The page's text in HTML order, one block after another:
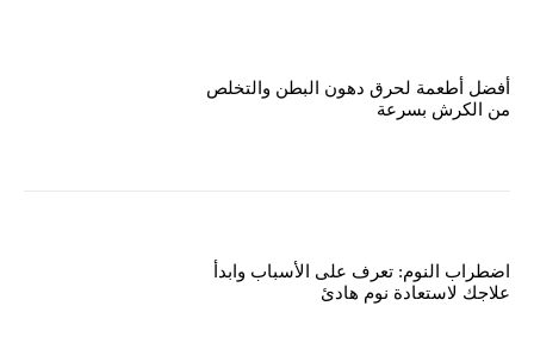
أفضل أطعمة لحرق دهون البطن والتخلص
من الكرش بسرعة
اضطراب النوم: تعرف على الأسباب وابدأ
علاجك لاستعادة نوم هادئ